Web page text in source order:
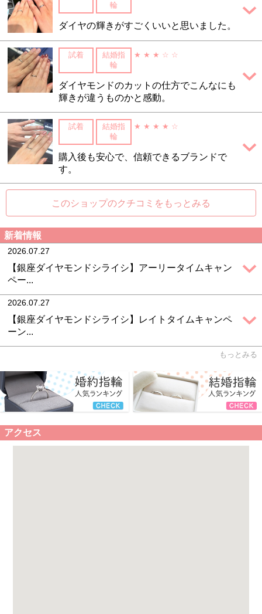
輪
ダイヤの輝きがすごくいいと思いました。
試着
結婚指
輪
★ ★ ★ ☆ ☆
ダイヤモンドのカットの仕方でこんなにも
輝きが違うものかと感動。
試着
結婚指
輪
★ ★ ★ ★ ☆
購入後も安心で、信頼できるブランドで
す。
このショップのクチコミをもっとみる
新着情報
2026.07.27
【銀座ダイヤモンドシライシ】アーリータイムキャン
ペー...
2026.07.27
【銀座ダイヤモンドシライシ】レイトタイムキャンペ
ーン...
もっとみる
アクセス